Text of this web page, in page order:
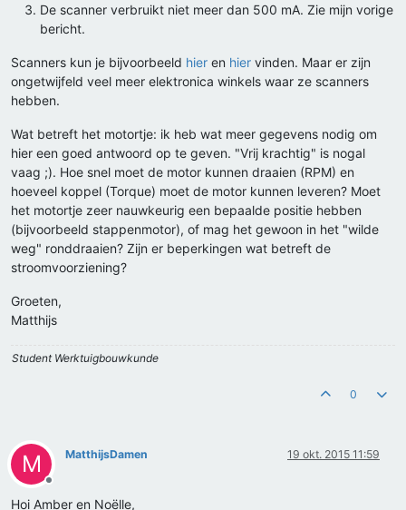
De scanner verbruikt niet meer dan 500 mA. Zie mijn vorige
bericht.
Scanners kun je bijvoorbeeld hier en hier vinden. Maar er zijn
ongetwijfeld veel meer elektronica winkels waar ze scanners
hebben.
Wat betreft het motortje: ik heb wat meer gegevens nodig om
hier een goed antwoord op te geven. "Vrij krachtig" is nogal
vaag ;). Hoe snel moet de motor kunnen draaien (RPM) en
hoeveel koppel (Torque) moet de motor kunnen leveren? Moet
het motortje zeer nauwkeurig een bepaalde positie hebben
(bijvoorbeeld stappenmotor), of mag het gewoon in het "wilde
weg" ronddraaien? Zijn er beperkingen wat betreft de
stroomvoorziening?
Groeten,
Matthijs
Student Werktuigbouwkunde
0
M
Offline
MatthijsDamen 19 okt. 2015 11:59
Hoi Amber en Noëlle,